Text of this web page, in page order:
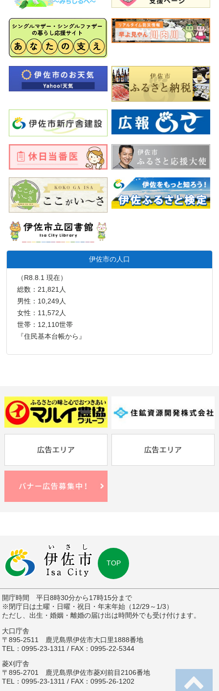
伊佐市の人口
（R8.8.1 現在）
総数：21,821人
男性：10,249人
女性：11,572人
世帯：12,110世帯
『住民基本台帳から』
TOP
開庁時間 平日8時30分から17時15分まで
※閉庁日は土曜・日曜・祝日・年末年始（12/29～1/3）
ただし、出生・婚姻・離婚の届け出は時間外でも受け付けます。
大口庁舎
〒895-2511 鹿児島県伊佐市大口里1888番地
TEL：0995-23-1311 / FAX：0995-22-5344
菱刈庁舎
〒895-2701 鹿児島県伊佐市菱刈前目2106番地
TEL：0995-23-1311 / FAX：0995-26-1202